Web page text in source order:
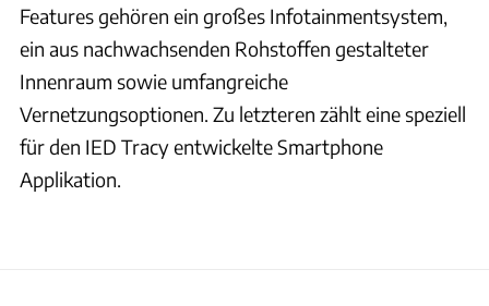
Features gehören ein großes Infotainmentsystem,
ein aus nachwachsenden Rohstoffen gestalteter
Innenraum sowie umfangreiche
Vernetzungsoptionen. Zu letzteren zählt eine speziell
für den IED Tracy entwickelte Smartphone
Applikation.